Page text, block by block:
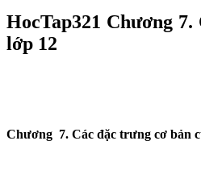
HocTap321 Chương
lớp 12
Chương 7. Các đặc trưng cơ bản